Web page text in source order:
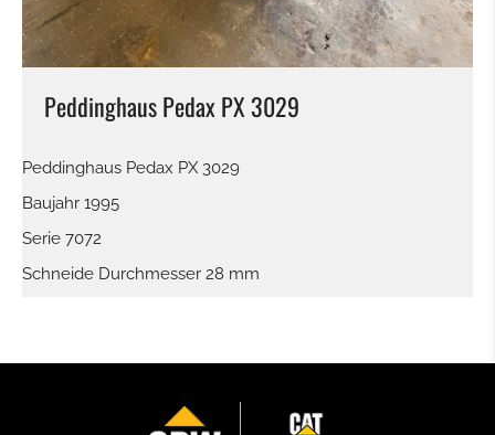
SCHNEESCHILD
BALLENZANGE
SIEBSCHAUFEL
Peddinghaus Pedax PX 3029
Peddinghaus Pedax PX 3029
Baujahr 1995
Serie 7072
Schneide Durchmesser 28 mm